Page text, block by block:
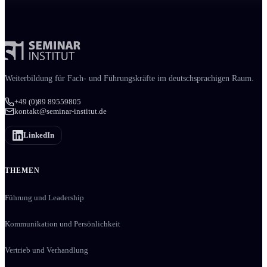
Weiter­bildung für Fach- und Führungs­kräfte im deutschsprachigen Raum.
+49 (0)89 89559805
kontakt@seminar-institut.de
LinkedIn
THEMEN
Führung und Leadership
Kommunikation und Persönlichkeit
Vertrieb und Verhandlung